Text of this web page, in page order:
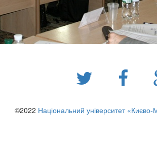
©2022 Національний університет